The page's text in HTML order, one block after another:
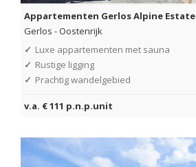
Appartementen Gerlos Alpine Estate
Gerlos -Oostenrijk
✓ Luxe appartementen met sauna
✓ Rustige ligging
✓ Prachtig wandelgebied
v.a. € 111 p.n.p.unit